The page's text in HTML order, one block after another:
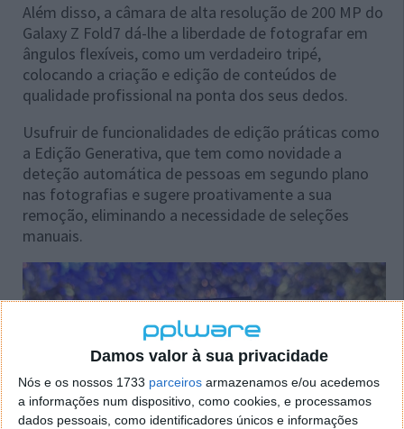
Damos valor à sua privacidade
Nós e os nossos 1733 parceiros armazenamos e/ou acedemos
a informações num dispositivo, como cookies, e processamos
dados pessoais, como identificadores únicos e informações
Além disso, a câmara de alta resolução de 200 MP do
Galaxy Z Fold7 dá-lhe a liberdade de fotografar em
ângulos flexíveis, como um verdadeiro tripé,
colocando a criação e edição de conteúdos de
qualidade profissional na ponta dos seus dedos.
Usufruir de funcionalidades de edição práticas como
a Edição Generativa, que tem como novidade a
deteção automática de pessoas em segundo plano
nas fotografias e sugere proativamente a sua
remoção, eliminando a necessidade de seleções
manuais.